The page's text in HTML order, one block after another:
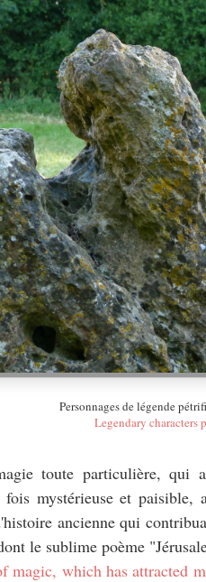
Personnages de légende
Legendary
toute particulière,
fois mystérieuse et
ancienne qui
le sublime poème
magic, which has attracted